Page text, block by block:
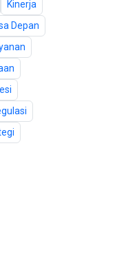
Kinerja
Depan